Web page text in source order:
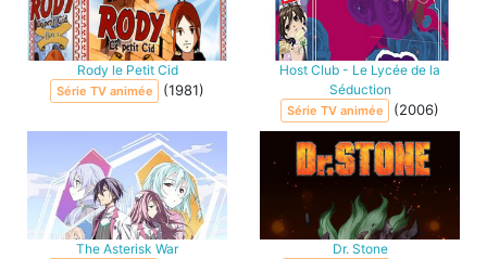
Rody le Petit Cid
Série TV animée (1981)
Host Club - Le Lycée de la
Séduction
Série TV animée (2006)
The Asterisk War Dr. Stone